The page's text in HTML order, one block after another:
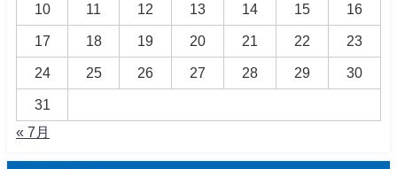
10 11 12 13 14 15 16
17 18 19 20 21 22 23
24 25 26 27 28 29 30
31
« 7月